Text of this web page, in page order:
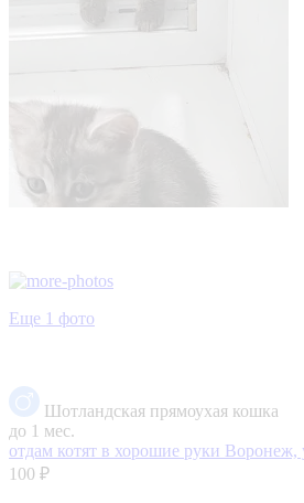
Еще 1 фото
Шотландская прямоухая кошка
до 1 мес.
отдам котят в хорошие руки Воронеж,
100 ₽